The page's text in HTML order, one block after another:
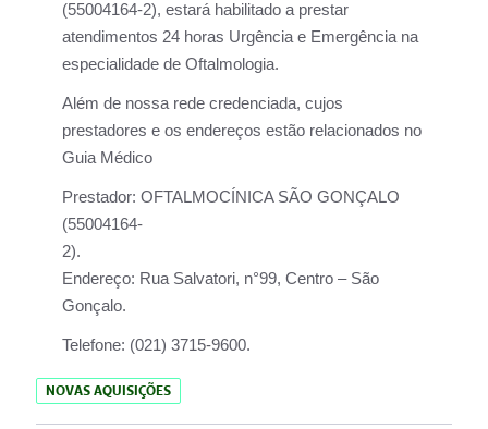
(55004164-2), estará habilitado a prestar
atendimentos 24 horas Urgência e Emergência na
especialidade de Oftalmologia.
Além de nossa rede credenciada, cujos
prestadores e os endereços estão relacionados no
Guia Médico
Prestador: OFTALMOCÍNICA SÃO GONÇALO
(55004164-
2).
Endereço: Rua Salvatori, n°99, Centro – São
Gonçalo.
Telefone: (021) 3715-9600.
NOVAS AQUISIÇÕES